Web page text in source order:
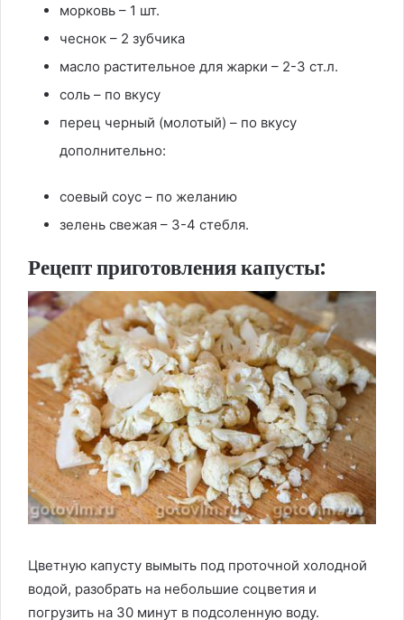
морковь – 1 шт.
чеснок – 2 зубчика
масло растительное для жарки – 2-3 ст.л.
соль – по вкусу
перец черный (молотый) – по вкусу
дополнительно:
соевый соус – по желанию
зелень свежая – 3-4 стебля.
Рецепт приготовления капусты:
Цветную капусту вымыть под проточной холодной
водой, разобрать на небольшие соцветия и
погрузить на 30 минут в подсоленную воду.